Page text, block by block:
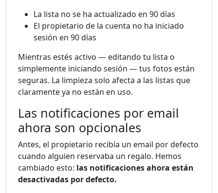
La lista no se ha actualizado en 90 días
El propietario de la cuenta no ha iniciado
sesión en 90 días
Mientras estés activo — editando tu lista o
simplemente iniciando sesión — tus fotos están
seguras. La limpieza solo afecta a las listas que
claramente ya no están en uso.
Las notificaciones por email
ahora son opcionales
Antes, el propietario recibía un email por defecto
cuando alguien reservaba un regalo. Hemos
cambiado esto: las notificaciones ahora están
desactivadas por defecto.